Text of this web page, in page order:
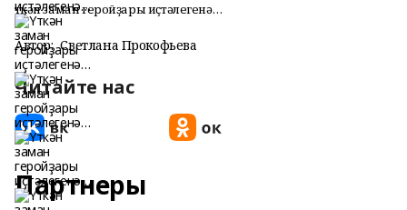
Үткән заман геройҙары иҫтәлегенә…
Автор: Светлана Прокофьева
Читайте нас
Партнеры